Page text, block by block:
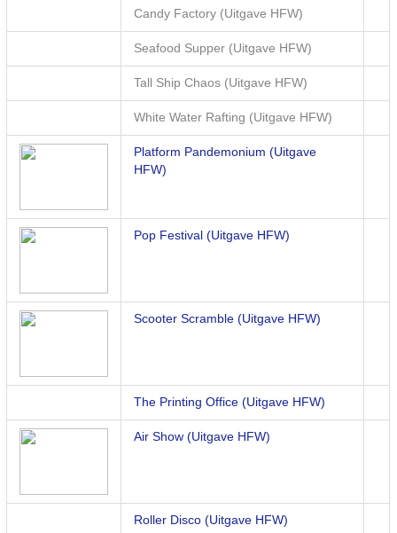
Candy Factory (Uitgave HFW)
Seafood Supper (Uitgave HFW)
Tall Ship Chaos (Uitgave HFW)
White Water Rafting (Uitgave HFW)
Platform Pandemonium (Uitgave
HFW)
Pop Festival (Uitgave HFW)
Scooter Scramble (Uitgave HFW)
The Printing Office (Uitgave HFW)
Air Show (Uitgave HFW)
Roller Disco (Uitgave HFW)